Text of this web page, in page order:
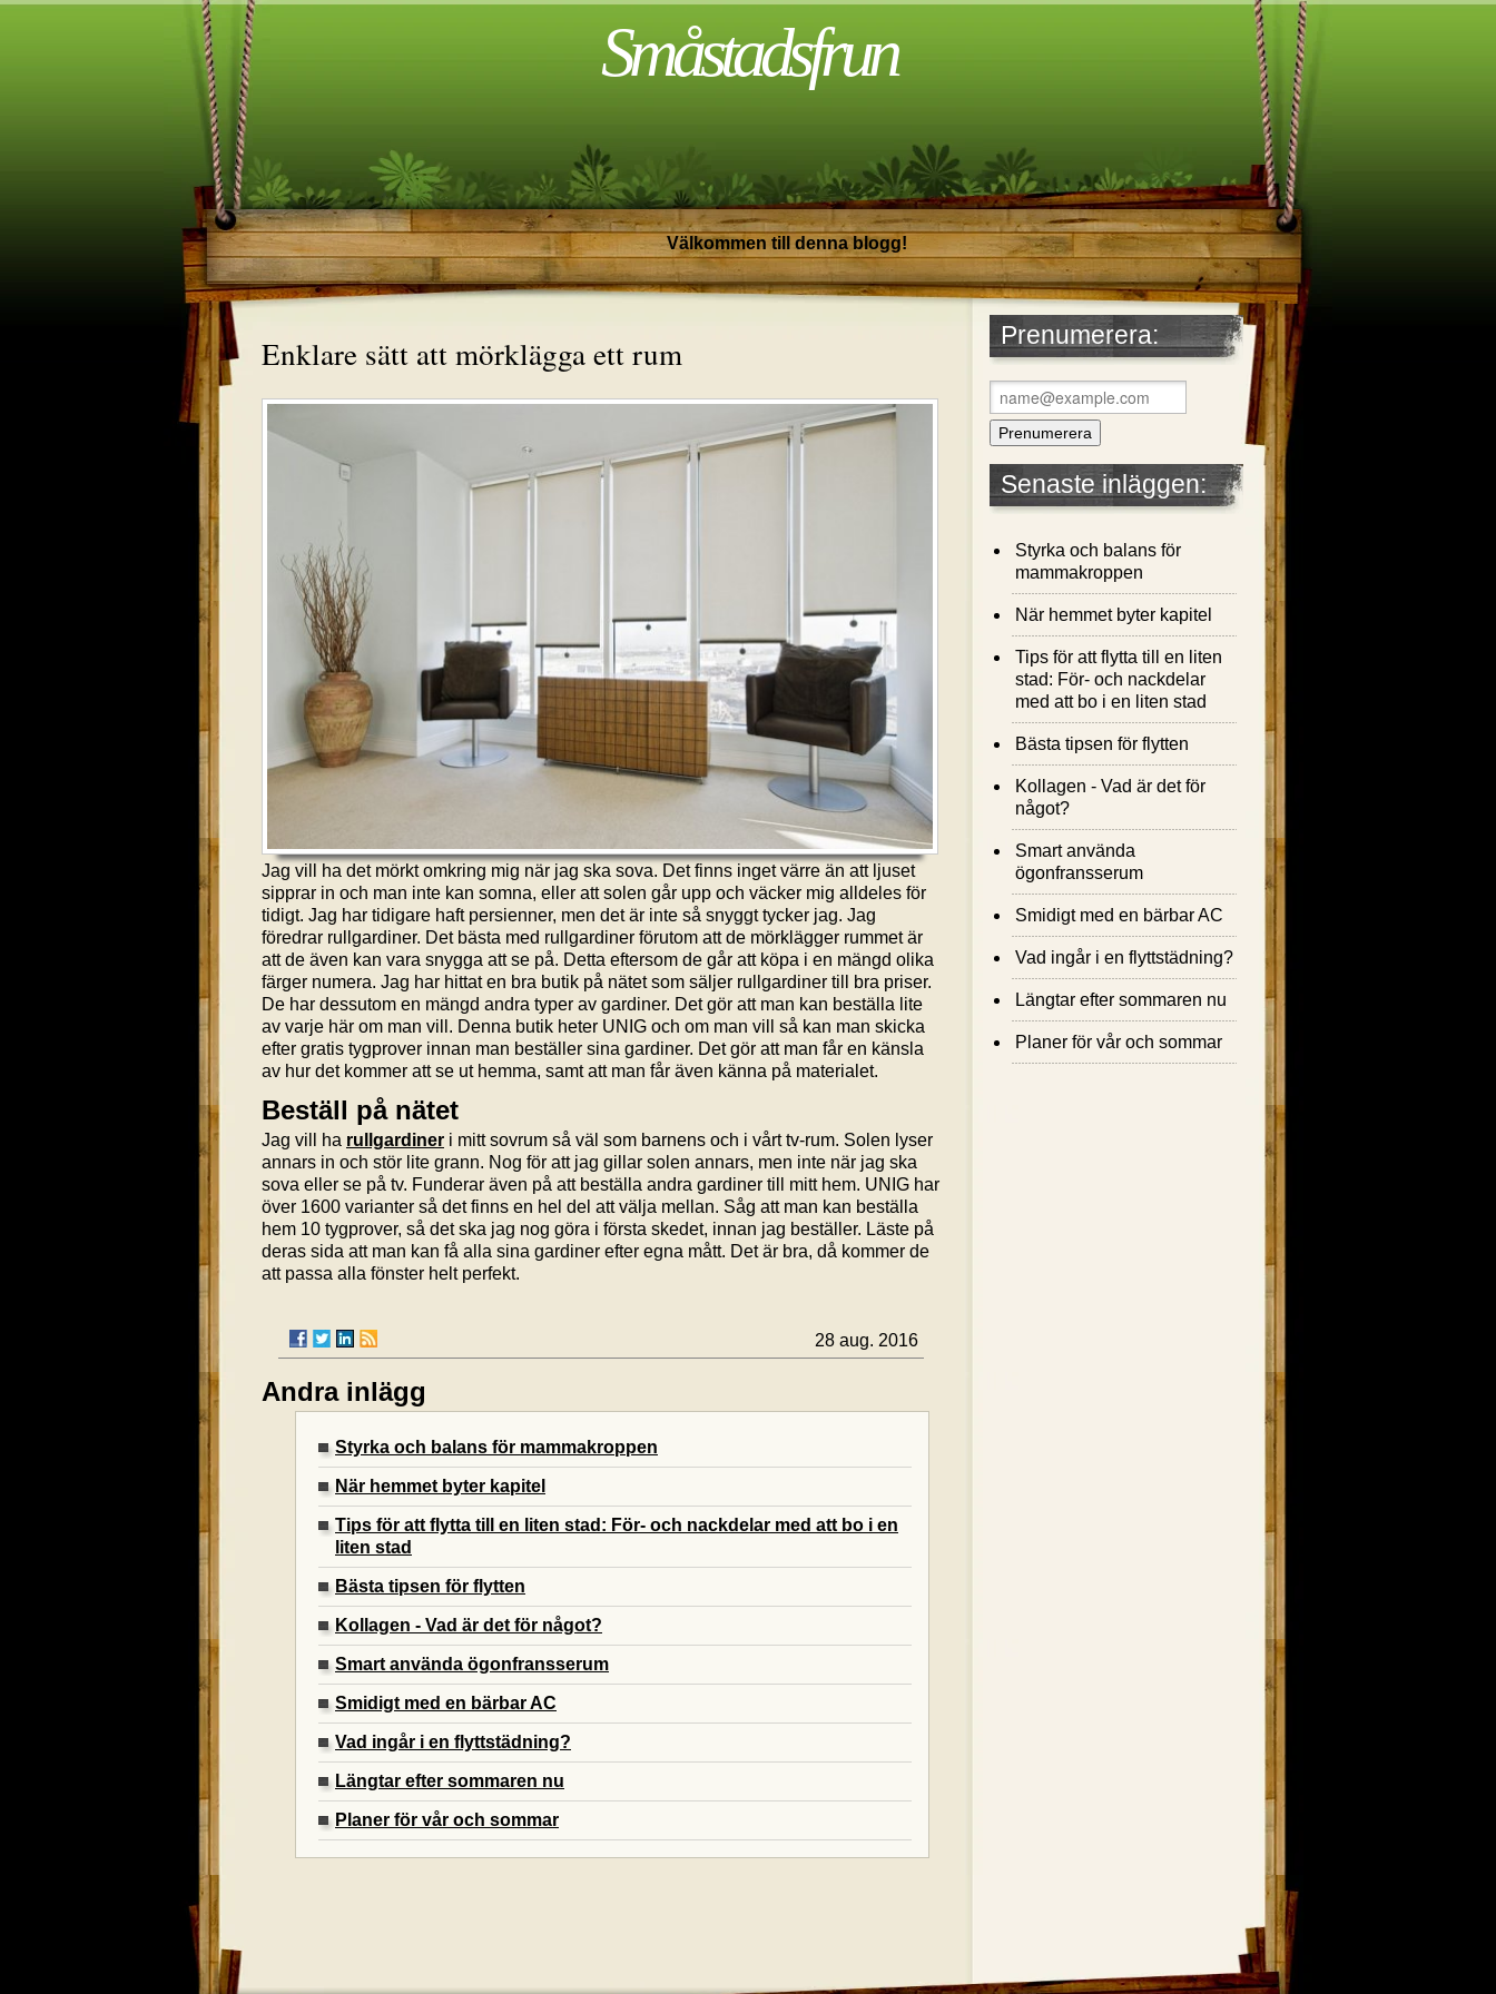
Småstadsfrun
Välkommen till denna blogg!
Enklare sätt att mörklägga ett rum
Jag vill ha det mörkt omkring mig när jag ska sova. Det finns inget värre än att ljuset
sipprar in och man inte kan somna, eller att solen går upp och väcker mig alldeles för
tidigt. Jag har tidigare haft persienner, men det är inte så snyggt tycker jag. Jag
föredrar rullgardiner. Det bästa med rullgardiner förutom att de mörklägger rummet är
att de även kan vara snygga att se på. Detta eftersom de går att köpa i en mängd olika
färger numera. Jag har hittat en bra butik på nätet som säljer rullgardiner till bra priser.
De har dessutom en mängd andra typer av gardiner. Det gör att man kan beställa lite
av varje här om man vill. Denna butik heter UNIG och om man vill så kan man skicka
efter gratis tygprover innan man beställer sina gardiner. Det gör att man får en känsla
av hur det kommer att se ut hemma, samt att man får även känna på materialet.
Beställ på nätet
Jag vill ha rullgardiner i mitt sovrum så väl som barnens och i vårt tv-rum. Solen lyser
annars in och stör lite grann. Nog för att jag gillar solen annars, men inte när jag ska
sova eller se på tv. Funderar även på att beställa andra gardiner till mitt hem. UNIG har
över 1600 varianter så det finns en hel del att välja mellan. Såg att man kan beställa
hem 10 tygprover, så det ska jag nog göra i första skedet, innan jag beställer. Läste på
deras sida att man kan få alla sina gardiner efter egna mått. Det är bra, då kommer de
att passa alla fönster helt perfekt.
28 aug. 2016
Andra inlägg
Styrka och balans för mammakroppen
När hemmet byter kapitel
Tips för att flytta till en liten stad: För- och nackdelar med att bo i en
liten stad
Bästa tipsen för flytten
Kollagen - Vad är det för något?
Smart använda ögonfransserum
Smidigt med en bärbar AC
Vad ingår i en flyttstädning?
Längtar efter sommaren nu
Planer för vår och sommar
Prenumerera:
Senaste inläggen:
Styrka och balans för
mammakroppen
När hemmet byter kapitel
Tips för att flytta till en liten
stad: För- och nackdelar
med att bo i en liten stad
Bästa tipsen för flytten
Kollagen - Vad är det för
något?
Smart använda
ögonfransserum
Smidigt med en bärbar AC
Vad ingår i en flyttstädning?
Längtar efter sommaren nu
Planer för vår och sommar